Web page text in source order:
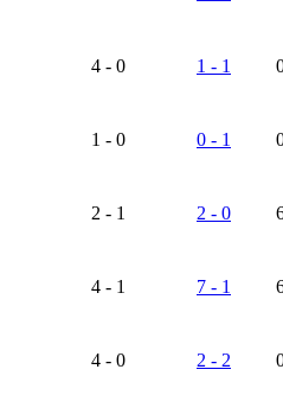
4 - 0 1 - 1
1 - 0 0 - 1
2 - 1 2 - 0
4 - 1 7 - 1
4 - 0 2 - 2